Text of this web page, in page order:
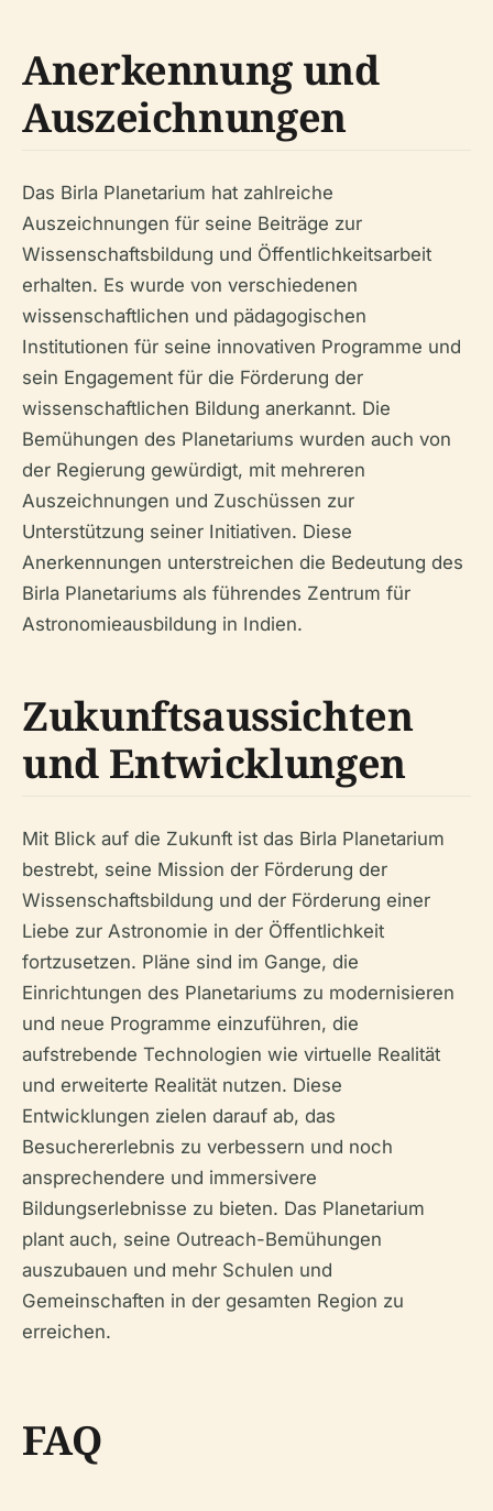
Anerkennung und
Auszeichnungen
Das Birla Planetarium hat zahlreiche
Auszeichnungen für seine Beiträge zur
Wissenschaftsbildung und Öffentlichkeitsarbeit
erhalten. Es wurde von verschiedenen
wissenschaftlichen und pädagogischen
Institutionen für seine innovativen Programme und
sein Engagement für die Förderung der
wissenschaftlichen Bildung anerkannt. Die
Bemühungen des Planetariums wurden auch von
der Regierung gewürdigt, mit mehreren
Auszeichnungen und Zuschüssen zur
Unterstützung seiner Initiativen. Diese
Anerkennungen unterstreichen die Bedeutung des
Birla Planetariums als führendes Zentrum für
Astronomieausbildung in Indien.
Zukunftsaussichten
und Entwicklungen
Mit Blick auf die Zukunft ist das Birla Planetarium
bestrebt, seine Mission der Förderung der
Wissenschaftsbildung und der Förderung einer
Liebe zur Astronomie in der Öffentlichkeit
fortzusetzen. Pläne sind im Gange, die
Einrichtungen des Planetariums zu modernisieren
und neue Programme einzuführen, die
aufstrebende Technologien wie virtuelle Realität
und erweiterte Realität nutzen. Diese
Entwicklungen zielen darauf ab, das
Besuchererlebnis zu verbessern und noch
ansprechendere und immersivere
Bildungserlebnisse zu bieten. Das Planetarium
plant auch, seine Outreach-Bemühungen
auszubauen und mehr Schulen und
Gemeinschaften in der gesamten Region zu
erreichen.
FAQ